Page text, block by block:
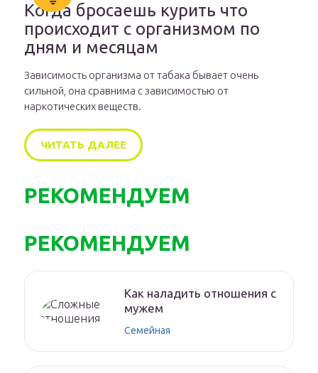
Когда бросаешь курить что
происходит с организмом по
дням и месяцам
Зависимость организма от табака бывает очень
сильной, она сравнима с зависимостью от
наркотических веществ.
ЧИТАТЬ ДАЛЕЕ
РЕКОМЕНДУЕМ
РЕКОМЕНДУЕМ
Как наладить отношения с
мужем
Семейная